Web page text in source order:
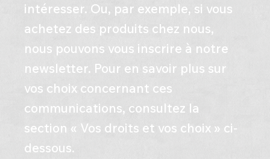
intéresser. Ou, par exemple, si vous
achetez des produits chez nous,
nous pouvons vous inscrire à notre
newsletter. Pour en savoir plus sur
vos choix concernant ces
communications, consultez la
section « Vos droits et vos choix » ci-
dessous.